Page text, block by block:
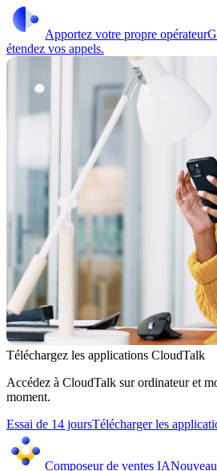
Apportez votre propre opérateur
étendez vos appels.
Téléchargez les applications CloudTalk
Accédez à CloudTalk sur ordinateur et
moment.
Essai de 14 joursTélécharger les
Composeur de ventes IANouveau